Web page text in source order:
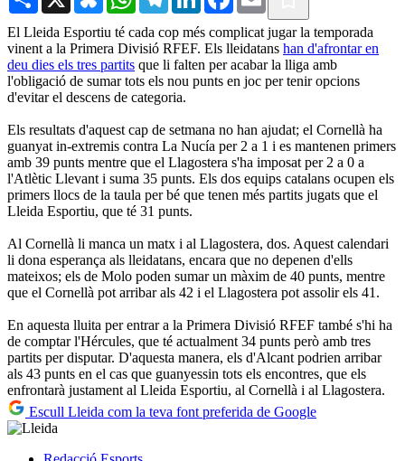
El Lleida Esportiu té cada cop més complicat jugar la temporada
vinent a la Primera Divisió RFEF. Els lleidatans han d'afrontar en
deu dies els tres partits que li falten per acabar la lliga amb
l'obligació de sumar tots els nou punts en joc per tenir opcions
d'evitar el descens de categoria.
Els resultats d'aquest cap de setmana no han ajudat; el Cornellà ha
guanyat in-extremis contra La Nucía per 2 a 1 i es mantenen primers
amb 39 punts mentre que el Llagostera s'ha imposat per 2 a 0 a
l'Atlètic Llevant i suma 35 punts. Els dos equips catalans ocupen els
primers llocs de la taula per bé que tenen més partits jugats que el
Lleida Esportiu, que té 31 punts.
Al Cornellà li manca un matx i al Llagostera, dos. Aquest calendari
li dona esperança als lleidatans, encara que no depenen d'ells
mateixos; els de Molo poden sumar un màxim de 40 punts, mentre
que el Cornellà pot arribar als 42 i el Llagostera pot assolir els 41.
En aquesta lluita per entrar a la Primera Divisió RFEF també s'hi ha
de comptar l'Hércules, que té actualment 34 punts però amb tres
partits per disputar. D'aquesta manera, els d'Alcant podrien arribar
als 43 punts en el cas que guanyessin tots els encontres, que els
enfrontarà justament al Lleida Esportiu, al Cornellà i al Llagostera.
Escull Lleida com la teva font preferida de Google